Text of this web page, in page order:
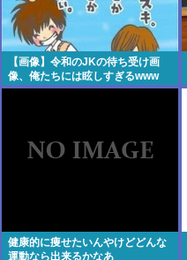
【画像】令和のJKの待ち受け画
像、俺たちには眩しすぎるwww
健康的に痩せたいんやけどどんな
運動なら出来るかなあ